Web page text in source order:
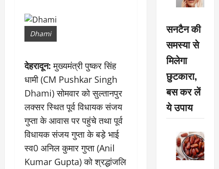
Dhami
देहरादून: मुख्यमंत्री पुष्कर सिंह
धामी (CM Pushkar Singh
Dhami) सोमवार को सुल्तानपुर
लक्सर स्थित पूर्व विधायक संजय
गुप्ता के आवास पर पहुंचे तथा पूर्व
विधायक संजय गुप्ता के बड़े भाई
स्व0 अनिल कुमार गुप्ता (Anil
Kumar Gupta) को श्रद्धांजलि
सनटैन की
समस्या से
मिलेगा
छुटकारा,
बस कर लें
ये उपाय